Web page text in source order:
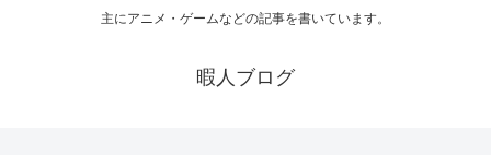
主にアニメ・ゲームなどの記事を書いています。
暇人ブログ